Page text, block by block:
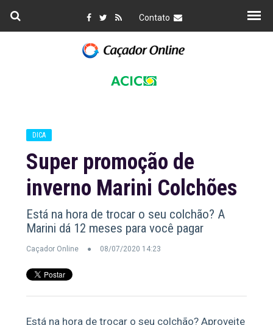
Contato
DICA
Super promoção de
inverno Marini Colchões
Está na hora de trocar o seu colchão? A
Marini dá 12 meses para você pagar
Caçador Online 08/07/2020 14:23
Está na hora de trocar o seu colchão? Aproveite